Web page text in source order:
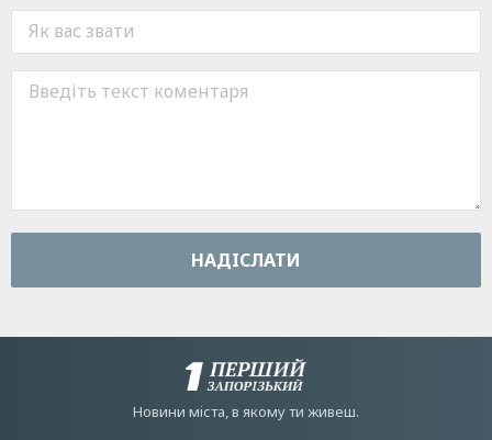
НАДIСЛАТИ
Новини мiста, в якому ти живеш.